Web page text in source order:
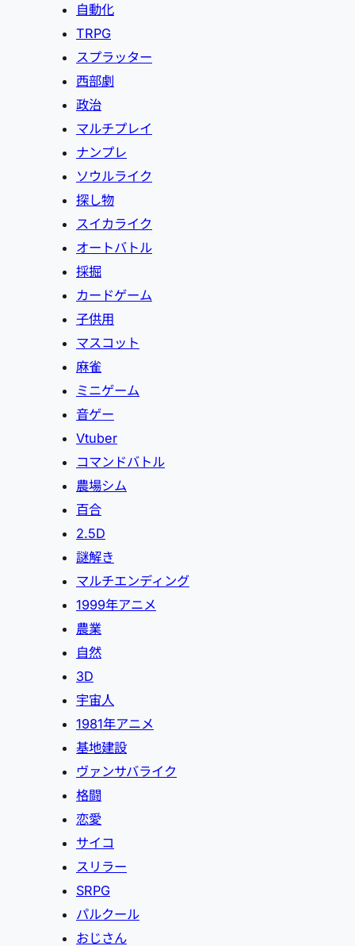
自動化
TRPG
スプラッター
西部劇
政治
マルチプレイ
ナンプレ
ソウルライク
探し物
スイカライク
オートバトル
採掘
カードゲーム
子供用
マスコット
麻雀
ミニゲーム
音ゲー
Vtuber
コマンドバトル
農場シム
百合
2.5D
謎解き
マルチエンディング
1999年アニメ
農業
自然
3D
宇宙人
1981年アニメ
基地建設
ヴァンサバライク
格闘
恋愛
サイコ
スリラー
SRPG
パルクール
おじさん